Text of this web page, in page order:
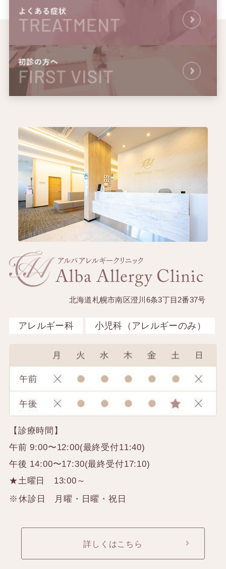
北海道札幌市南区澄川6条3丁目2番37号
アレルギー科 小児科（アレルギーのみ）
【診療時間】
午前 9:00〜12:00(最終受付11:40)
午後 14:00〜17:30(最終受付17:10)
★土曜日 13:00～
休診日 月曜・日曜・祝日
詳しくはこちら